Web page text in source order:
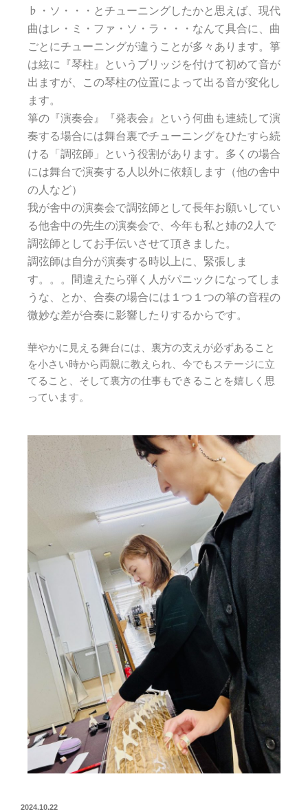
♭・ソ・・・とチューニングしたかと思えば、現代
曲はレ・ミ・ファ・ソ・ラ・・・なんて具合に、曲
ごとにチューニングが違うことが多々あります。箏
は絃に『琴柱』というブリッジを付けて初めて音が
出ますが、この琴柱の位置によって出る音が変化し
ます。
箏の『演奏会』『発表会』という何曲も連続して演
奏する場合には舞台裏でチューニングをひたすら続
ける「調弦師」という役割があります。 多くの場合
には舞台で演奏する人以外に依頼します（他の舎中
の人など）
我が舎中の演奏会で調弦師として長年お願いしてい
る他舎中の先生の演奏会で、今年も私と姉の2人で
調弦師としてお手伝いさせて頂きました。
調弦師は自分が演奏する時以上に、緊張しま
す。。。間違えたら弾く人がパニックになってしま
うな、とか、合奏の場合には１つ１つの箏の音程の
微妙な差が合奏に影響したりするからです。
華やかに見える舞台には、裏方の支えが必ずあること
を小さい時から両親に教えられ、今でもステージに立
てること、そして裏方の仕事もできることを嬉しく思
っています。
2024.10.22